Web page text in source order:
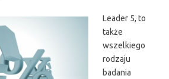
Leader 5, to
także
wszelkiego
rodzaju
badania